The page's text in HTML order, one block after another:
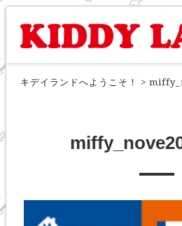
キデイランドへようこそ！ >